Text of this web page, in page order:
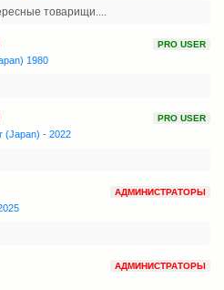
товарищи....
PRO USER
1980
PRO USER
(Japan) - 2022
АДМИНИСТРАТОРЫ
АДМИНИСТРАТОРЫ